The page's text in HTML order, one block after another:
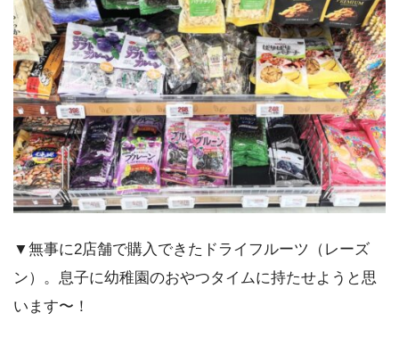
▼無事に2店舗で購入できたドライフルーツ（レーズ
ン）。息子に幼稚園のおやつタイムに持たせようと思
います〜！